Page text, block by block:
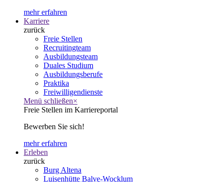
mehr erfahren
Karriere
zurück
Freie Stellen
Recruitingteam
Ausbildungsteam
Duales Studium
Ausbildungsberufe
Praktika
Freiwilligendienste
Menü schließen×
Freie Stellen im Karriereportal
Bewerben Sie sich!
mehr erfahren
Erleben
zurück
Burg Altena
Luisenhütte Balve-Wocklum